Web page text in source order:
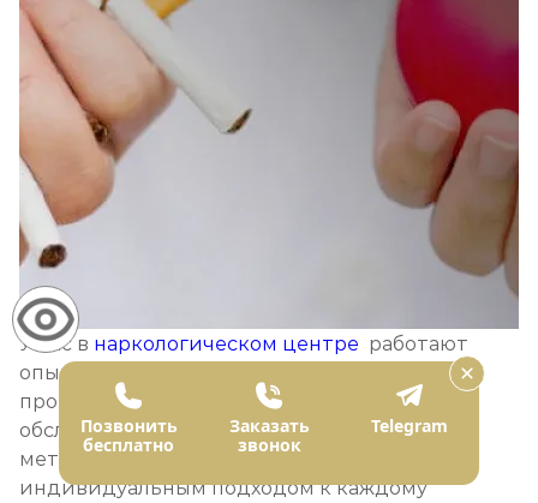
У нас в наркологическом центре работают
опытные профессионалы, которые
проконсультируют, помогут провести
обследование и подобрать эффективный
метод кодировки от курения с
индивидуальным подходом к каждому
Позвонить
бесплатно
Заказать
звонок
Telegram